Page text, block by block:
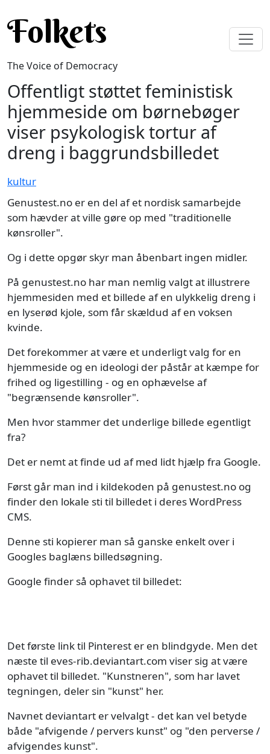
Folkets
The Voice of Democracy
Offentligt støttet feministisk
hjemmeside om børnebøger
viser psykologisk tortur af
dreng i baggrundsbilledet
kultur
Genustest.no er en del af et nordisk samarbejde
som hævder at ville gøre op med "traditionelle
kønsroller".
Og i dette opgør skyr man åbenbart ingen midler.
På genustest.no har man nemlig valgt at illustrere
hjemmesiden med et billede af en ulykkelig dreng i
en lyserød kjole, som får skældud af en voksen
kvinde.
Det forekommer at være et underligt valg for en
hjemmeside og en ideologi der påstår at kæmpe for
frihed og ligestilling - og en ophævelse af
"begrænsende kønsroller".
Men hvor stammer det underlige billede egentligt
fra?
Det er nemt at finde ud af med lidt hjælp fra Google.
Først går man ind i kildekoden på genustest.no og
finder den lokale sti til billedet i deres WordPress
CMS.
Denne sti kopierer man så ganske enkelt over i
Googles baglæns billedsøgning.
Google finder så ophavet til billedet:
Det første link til Pinterest er en blindgyde. Men det
næste til eves-rib.deviantart.com viser sig at være
ophavet til billedet. "Kunstneren", som har lavet
tegningen, deler sin "kunst" her.
Navnet deviantart er velvalgt - det kan vel betyde
både "afvigende / pervers kunst" og "den perverse /
afvigendes kunst".